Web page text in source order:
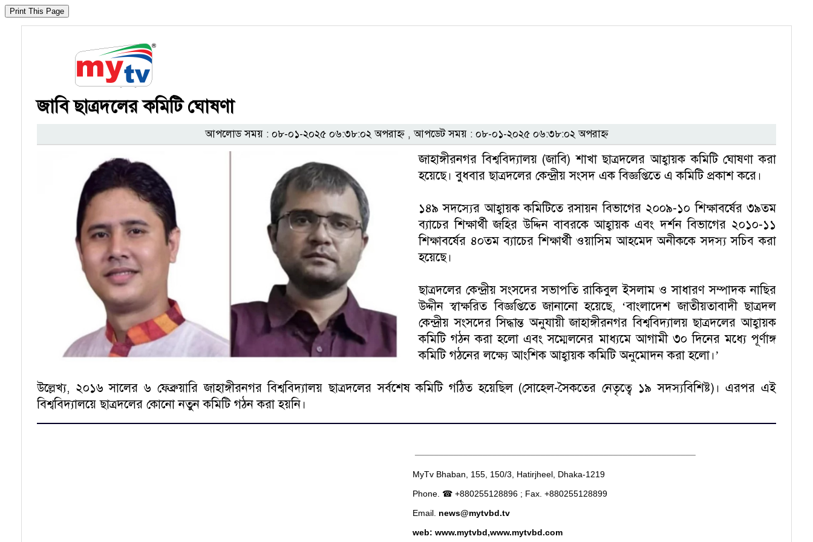
জাবি ছাত্রদলের কমিটি ঘোষণা
আপলোড সময় : ০৮-০১-২০২৫ ০৬:৩৮:০২ অপরাহ্ন , আপডেট সময় : ০৮-০১-২০২৫ ০৬:৩৮:০২ অপরাহ্ন
জাহাঙ্গীরনগর বিশ্ববিদ্যালয় (জাবি) শাখা ছাত্রদলের আহ্বায়ক কমিটি ঘোষণা করা
হয়েছে। বুধবার ছাত্রদলের কেন্দ্রীয় সংসদ এক বিজ্ঞপ্তিতে এ কমিটি প্রকাশ করে।
১৪৯ সদস্যের আহ্বায়ক কমিটিতে রসায়ন বিভাগের ২০০৯-১০ শিক্ষাবর্ষের ৩৯তম
ব্যাচের শিক্ষার্থী জহির উদ্দিন বাবরকে আহ্বায়ক এবং দর্শন বিভাগের ২০১০-১১
শিক্ষাবর্ষের ৪০তম ব্যাচের শিক্ষার্থী ওয়াসিম আহমেদ অনীককে সদস্য সচিব করা
হয়েছে।
ছাত্রদলের কেন্দ্রীয় সংসদের সভাপতি রাকিবুল ইসলাম ও সাধারণ সম্পাদক নাছির
উদ্দীন স্বাক্ষরিত বিজ্ঞপ্তিতে জানানো হয়েছে, ‘বাংলাদেশ জাতীয়তাবাদী ছাত্রদল
কেন্দ্রীয় সংসদের সিদ্ধান্ত অনুযায়ী জাহাঙ্গীরনগর বিশ্ববিদ্যালয় ছাত্রদলের আহ্বায়ক
কমিটি গঠন করা হলো এবং সম্মেলনের মাধ্যমে আগামী ৩০ দিনের মধ্যে পূর্ণাঙ্গ
কমিটি গঠনের লক্ষ্যে আংশিক আহ্বায়ক কমিটি অনুমোদন করা হলো।’
উল্লেখ্য, ২০১৬ সালের ৬ ফেব্রুয়ারি জাহাঙ্গীরনগর বিশ্ববিদ্যালয় ছাত্রদলের সর্বশেষ কমিটি গঠিত হয়েছিল (সোহেল-সৈকতের নেতৃত্বে ১৯ সদস্যবিশিষ্ট)। এরপর এই
বিশ্ববিদ্যালয়ে ছাত্রদলের কোনো নতুন কমিটি গঠন করা হয়নি।
MyTv Bhaban, 155, 150/3, Hatirjheel, Dhaka-1219
Phone. ☎ +880255128896 ; Fax. +880255128899
Email. news@mytvbd.tv
web: www.mytvbd,www.mytvbd.com